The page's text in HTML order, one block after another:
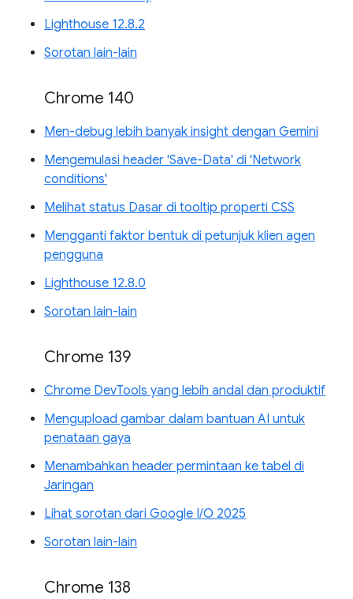
Lighthouse 12.8.2
Sorotan lain-lain
Chrome 140
Men-debug lebih banyak insight dengan Gemini
Mengemulasi header 'Save-Data' di 'Network
conditions'
Melihat status Dasar di tooltip properti CSS
Mengganti faktor bentuk di petunjuk klien agen
pengguna
Lighthouse 12.8.0
Sorotan lain-lain
Chrome 139
Chrome DevTools yang lebih andal dan produktif
Mengupload gambar dalam bantuan AI untuk
penataan gaya
Menambahkan header permintaan ke tabel di
Jaringan
Lihat sorotan dari Google I/O 2025
Sorotan lain-lain
Chrome 138